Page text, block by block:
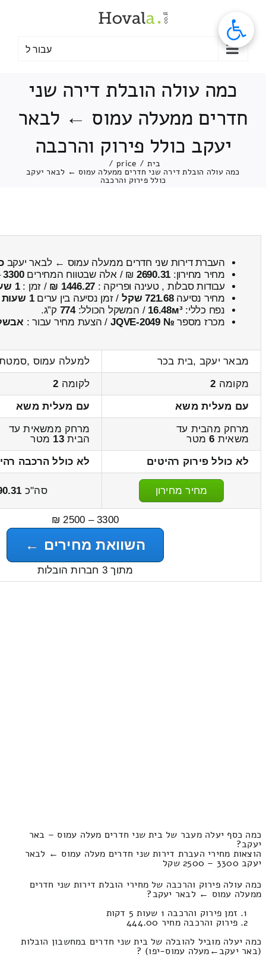
עבור ל
כמה עולה הובלת דירה שני
חדרים ממעלה עמוס ← לבאר
יעקב כולל פירוק והרכבה
בית /
price
/
כמה עולה הובלת דירה שני חדרים ממעלה עמוס ← לבאר יעקב
כולל פירוק והרכבה
העברת דירות שני חדרים ממעלה עמוס ← לבאר יעקב
מחיר מחירון: 2690.31 ₪ / אלה שבטווח המחירים3300
עבודות סבלות , טעינה ופריקה : 1446.27 ₪ / זמן :1 שעות 16 דקות
מחיר נסיעה721.68 שקל / זמן נסיעה בין ערים1 שעות , 13 דקות
נפח כללי:16.48м³ / המשקל הכולל:774 ק”ג.
מכרז מספר № JQVE-2049 / הצעת מחיר עבור :
מבאר יעקב ,בית בכר
למעלה עמוס ,סמטת
מקומה 2 לקומה 2
עם מעלית משא
עם מעלית משא
מרחק מהבית עד
משאית 6מטר
מרחק ממשאית עד
הבית13 מטר
לא כולל פירוק רהיטים
לא כולל הרכבה
מחיר מחירון סה"כ
3300 – 2500 ₪
השוואת מחירים ←
מתוך 3 חברות הובלות
כמה כסף יעלה מעבר של בית שני חדרים מעלה עמוס – באר
יעקב?
הוצאות מחירי העברת דירות שני חדרים מעלה עמוס ← לבאר
יעקב 3300 – 2500 שקל
כמה עולה פירוק והרכבה של מחירי הובלת דירות שני חדרים
ממעלה עמוס ← לבאר יעקב?
זמן פירוק והרכבה 1 שעות 5 דקות
פירוק והרכבה מחיר 444.00
כמה יעלה מוביל להובלה של בית שני חדרים במחשבון הובלות
(באר יעקב‎←‏מעלה עמוס-יפו) ?